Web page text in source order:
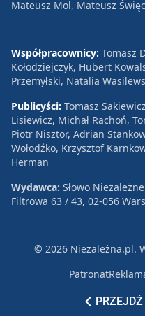
Mateusz Mol, Mateusz
Współpracownicy: Tomasz
Kołodziejczyk, Hubert
Przemyłski, Natalia
Publicyści: Tomasz
Lisiewicz, Michał Rachoń,
Piotr Nisztor, Adrian
Wołodźko, Krzysztof
Herman
Wydawca: Słowo
Filtrowa 63 / 43, 02-056
© 2026 Niezależna.pl.
Patronat